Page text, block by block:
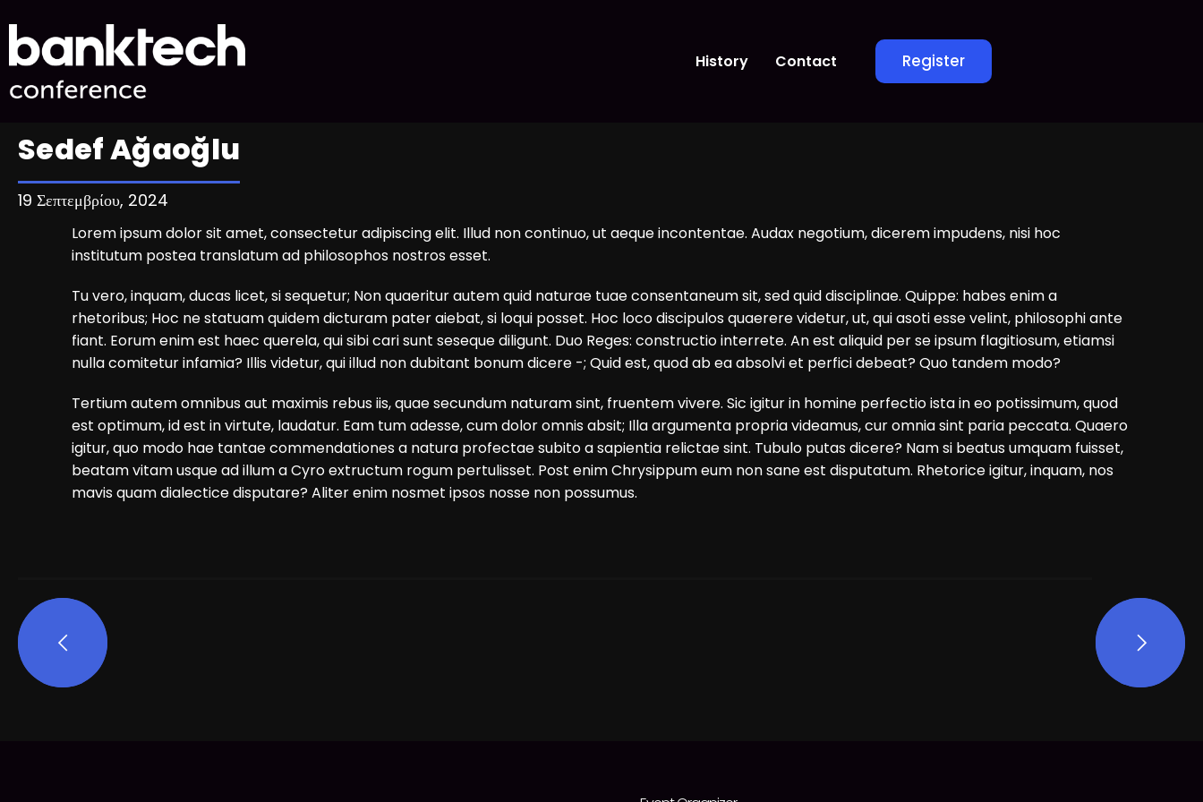
History Contact Register
Sedef Ağaoğlu
19 Σεπτεμβρίου, 2024
Lorem ipsum dolor sit amet, consectetur adipiscing elit. Illud non continuo, ut aeque incontentae. Audax negotium, dicerem impudens, nisi hoc
institutum postea translatum ad philosophos nostros esset.
Tu vero, inquam, ducas licet, si sequetur; Non quaeritur autem quid naturae tuae consentaneum sit, sed quid disciplinae. Quippe: habes enim a
rhetoribus; Hoc ne statuam quidem dicturam pater aiebat, si loqui posset. Hoc loco discipulos quaerere videtur, ut, qui asoti esse velint, philosophi ante
fiant. Eorum enim est haec querela, qui sibi cari sunt seseque diligunt. Duo Reges: constructio interrete. An est aliquid per se ipsum flagitiosum, etiamsi
nulla comitetur infamia? Illis videtur, qui illud non dubitant bonum dicere -; Quid est, quod ab ea absolvi et perfici debeat? Quo tandem modo?
Tertium autem omnibus aut maximis rebus iis, quae secundum naturam sint, fruentem vivere. Sic igitur in homine perfectio ista in eo potissimum, quod
est optimum, id est in virtute, laudatur. Eam tum adesse, cum dolor omnis absit; Illa argumenta propria videamus, cur omnia sint paria peccata. Quaero
igitur, quo modo hae tantae commendationes a natura profectae subito a sapientia relictae sint. Tubulo putas dicere? Nam si beatus umquam fuisset,
beatam vitam usque ad illum a Cyro extructum rogum pertulisset. Post enim Chrysippum eum non sane est disputatum. Rhetorice igitur, inquam, nos
mavis quam dialectice disputare? Aliter enim nosmet ipsos nosse non possumus.